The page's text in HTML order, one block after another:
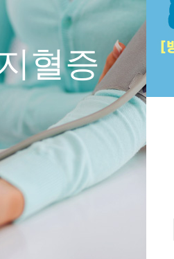
혈증
권민정
내과 전문의